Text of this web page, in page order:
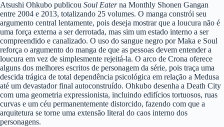
Atsushi Ohkubo publicou Soul Eaterna Monthly Shonen Gangan
entre 2004 e 2013, totalizando 25 volumes. O manga constrói seu
argumento central lentamente, pois deseja mostrar que a loucura não é
uma força externa a ser derrotada, mas sim um estado interno a ser
compreendido e canalizado. O uso do sangue negro por Maka e Soul
reforça o argumento do manga de que as pessoas devem entender a
loucura em vez de simplesmente rejeitá-la. O arco de Crona oferece
alguns dos melhores escritos de personagem da série, pois traça uma
descida trágica de total dependência psicológica em relação a Medusa
até um devastador final autoconstruído. Ohkubo desenha a Death City
com uma geometria expressionista, incluindo edifícios tortuosos, ruas
curvas e um céu permanentemente distorcido, fazendo com que a
arquitetura se torne uma extensão literal do caos interno dos
personagens.